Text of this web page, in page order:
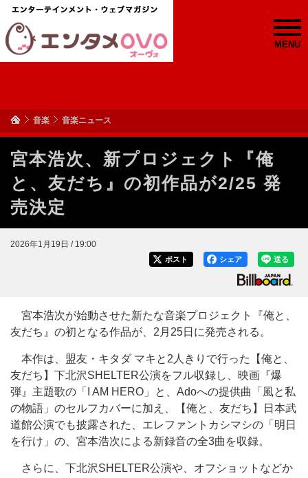
MENU
音楽 音楽ニュース
宮本浩次、新プロジェクト『俺
と、友だち』の初作品が2/25 発
売決定
2026年1月19日 / 19:00
送る
シェア
ポスト
宮本浩次が始動させた新たな音楽プロジェクト『俺と、
友だち』の初となる作品が、2月25日に発売される。
本作は、盟友・キタダ マキと2人きりで行った【俺と、
友だち】下北沢SHELTER公演をフル収録し、映画『爆
弾』主題歌の「I AM HERO」と、Adoへの提供曲「風と私
の物語」のセルフカバーに加え、【俺と、友だち】日本武
道館公演でも披露された、エレファントカシマシの「明日
を行け」の、宮本浩次による新録音の全3曲を収録。
さらに、下北沢SHELTER公演や、オフショットなどか